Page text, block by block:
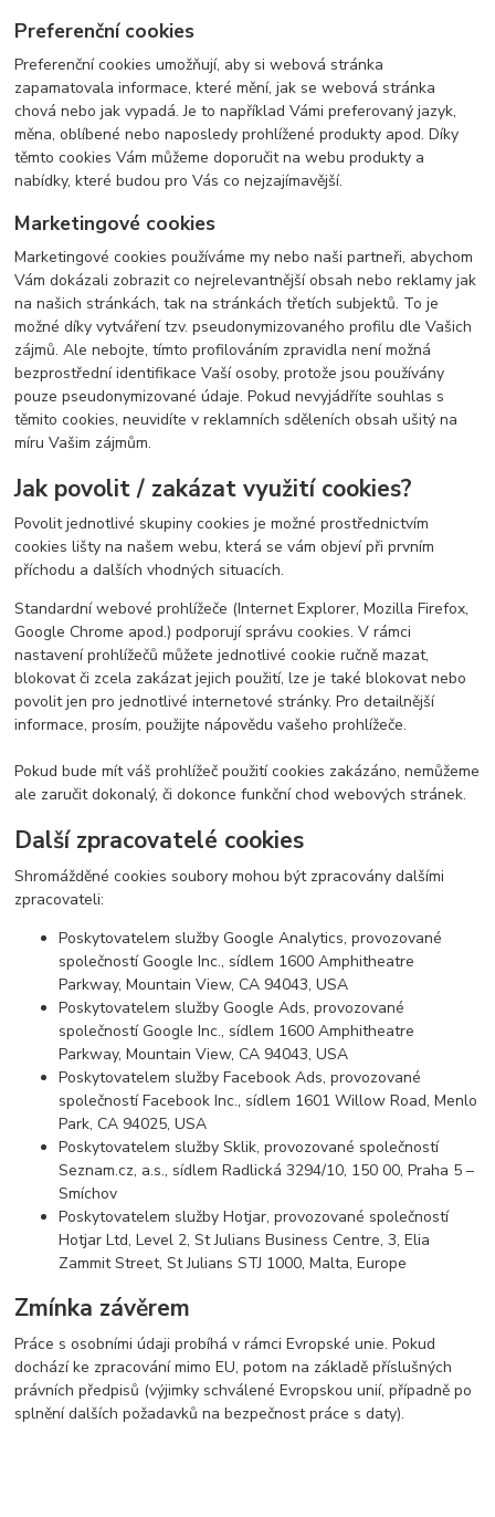
Preferenční cookies
Preferenční cookies umožňují, aby si webová stránka
zapamatovala informace, které mění, jak se webová stránka
chová nebo jak vypadá. Je to například Vámi preferovaný jazyk,
měna, oblíbené nebo naposledy prohlížené produkty apod. Díky
těmto cookies Vám můžeme doporučit na webu produkty a
nabídky, které budou pro Vás co nejzajímavější.
Marketingové cookies
Marketingové cookies používáme my nebo naši partneři, abychom
Vám dokázali zobrazit co nejrelevantnější obsah nebo reklamy jak
na našich stránkách, tak na stránkách třetích subjektů. To je
možné díky vytváření tzv. pseudonymizovaného profilu dle Vašich
zájmů. Ale nebojte, tímto profilováním zpravidla není možná
bezprostřední identifikace Vaší osoby, protože jsou používány
pouze pseudonymizované údaje. Pokud nevyjádříte souhlas s
těmito cookies, neuvidíte v reklamních sděleních obsah ušitý na
míru Vašim zájmům.
Jak povolit / zakázat využití cookies?
Povolit jednotlivé skupiny cookies je možné prostřednictvím
cookies lišty na našem webu, která se vám objeví při prvním
příchodu a dalších vhodných situacích.
Standardní webové prohlížeče (Internet Explorer, Mozilla Firefox,
Google Chrome apod.) podporují správu cookies. V rámci
nastavení prohlížečů můžete jednotlivé cookie ručně mazat,
blokovat či zcela zakázat jejich použití, lze je také blokovat nebo
povolit jen pro jednotlivé internetové stránky. Pro detailnější
informace, prosím, použijte nápovědu vašeho prohlížeče.
Pokud bude mít váš prohlížeč použití cookies zakázáno, nemůžeme
ale zaručit dokonalý, či dokonce funkční chod webových stránek.
Další zpracovatelé cookies
Shromážděné cookies soubory mohou být zpracovány dalšími
zpracovateli:
Poskytovatelem služby Google Analytics, provozované
společností Google Inc., sídlem 1600 Amphitheatre
Parkway, Mountain View, CA 94043, USA
Poskytovatelem služby Google Ads, provozované
společností Google Inc., sídlem 1600 Amphitheatre
Parkway, Mountain View, CA 94043, USA
Poskytovatelem služby Facebook Ads, provozované
společností Facebook Inc., sídlem 1601 Willow Road, Menlo
Park, CA 94025, USA
Poskytovatelem služby Sklik, provozované společností
Seznam.cz, a.s., sídlem Radlická 3294/10, 150 00, Praha 5 –
Smíchov
Poskytovatelem služby Hotjar, provozované společností
Hotjar Ltd, Level 2, St Julians Business Centre, 3, Elia
Zammit Street, St Julians STJ 1000, Malta, Europe
Zmínka závěrem
Práce s osobními údaji probíhá v rámci Evropské unie. Pokud
dochází ke zpracování mimo EU, potom na základě příslušných
právních předpisů (výjimky schválené Evropskou unií, případně po
splnění dalších požadavků na bezpečnost práce s daty).